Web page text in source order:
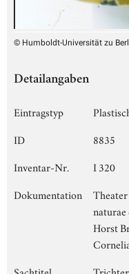
© Humboldt-Universität zu
Detailangaben
Eintragstyp
ID
8835
Inventar-Nr.
I 320
Dokumentation
naturae
Horst